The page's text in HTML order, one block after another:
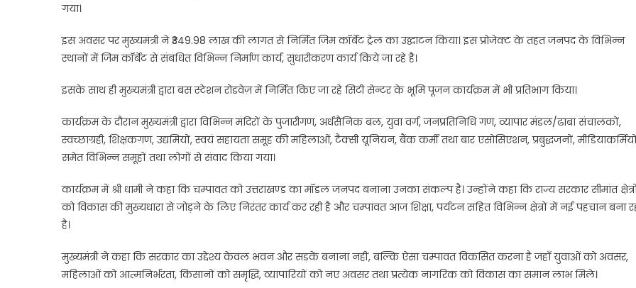
गया।
इस अवसर पर मुख्यमंत्री ने ₹349.98 लाख की लागत से निर्मित जिम कॉर्बेट ट्रेल का उद्घाटन किया। इस प्रोजेक्ट के तहत जनपद के विभिन्न
स्थानों में जिम कॉर्बेट से संबंधित विभिन्न निर्माण कार्य, सुधारीकरण कार्य किये जा रहे है।
इसके साथ ही मुख्यमंत्री द्वारा बस स्टेशन रोडवेज़ में निर्मित किए जा रहे सिटी सेन्टर के भूमि पूजन कार्यक्रम में भी प्रतिभाग किया।
कार्यक्रम के दौरान मुख्यमंत्री द्वारा विभिन्न मंदिरों के पुजारीगण, अर्धसैनिक बल, युवा वर्ग, जनप्रतिनिधि गण, व्यापार मंडल/ढाबा संचालकों,
स्वच्छाग्रही, शिक्षकगण, उद्यमियों, स्वयं सहायता समूह की महिलाओं, टैक्सी यूनियन, बैंक कर्मी तथा बार एसोसिएशन, प्रबुद्धजनों,
समेत विभिन्न समूहों तथा लोगों से संवाद किया गया।
कार्यक्रम में श्री धामी ने कहा कि चम्पावत को उत्तराखण्ड का मॉडल जनपद बनाना उनका संकल्प है। उन्होंने कहा कि राज्य सरकार सीमांत
को विकास की मुख्यधारा से जोड़ने के लिए निरंतर कार्य कर रही है और चम्पावत आज शिक्षा, पर्यटन सहित विभिन्न क्षेत्रों में नई पहचान बना
है।
मुख्यमंत्री ने कहा कि सरकार का उद्देश्य केवल भवन और सड़कें बनाना नहीं, बल्कि ऐसा चम्पावत विकसित करना है जहाँ युवाओं को अवसर,
महिलाओं को आत्मनिर्भरता, किसानों को समृद्धि, व्यापारियों को नए अवसर तथा प्रत्येक नागरिक को विकास का समान लाभ मिले।